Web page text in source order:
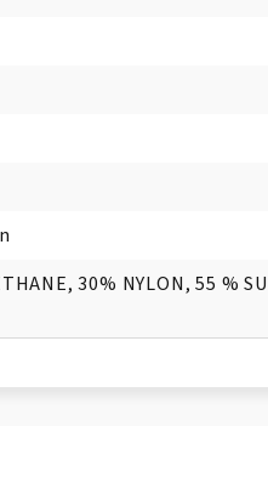
30% NYLON, 55 %